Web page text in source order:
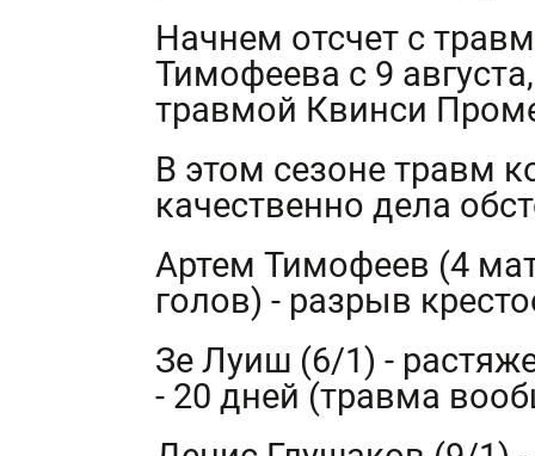
Начнем отсчет с
Тимофеева с 9
травмой Квинси
В этом сезоне травм
качественно дела
Артем Тимофеев (4
голов) - разрыв
Зе Луиш (6/1) -
- 20 дней (травма